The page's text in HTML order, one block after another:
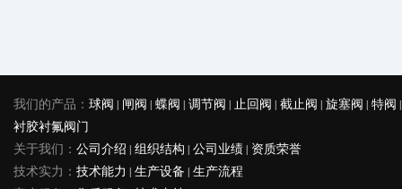
我们的产品： 球阀 | 闸阀 | 蝶阀 | 调节阀 | 止回阀 | 截止阀 | 旋塞阀 | 特阀 |
衬胶衬氟阀门
关于我们： 公司介绍 | 组织结构 | 公司业绩| 资质荣誉
技术实力： 技术能力 | 生产设备 | 生产流程